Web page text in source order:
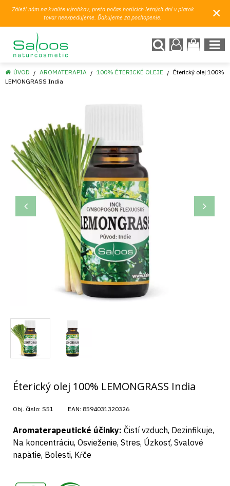
Záleží nám na kvalite výrobkov, preto počas horúcich letných dní v piatok
tovar neexpedujeme. Ďakujeme za pochopenie.
×
ÚVOD AROMATERAPIA 100% ÉTERICKÉ OLEJE
Éterický olej 100%
LEMONGRASS India
Éterický olej 100% LEMONGRASS India
Obj. čislo: S51 EAN: 8594031320326
Aromaterapeutické účinky: Čistí vzduch, Dezinfikuje,
Na koncentráciu, Osvieženie, Stres, Úzkosť, Svalové
napätie, Bolesti, Kŕče